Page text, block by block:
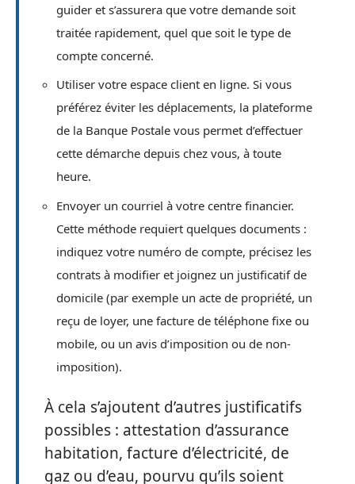
guider et s’assurera que votre demande soit
traitée rapidement, quel que soit le type de
compte concerné.
Utiliser votre espace client en ligne. Si vous
préférez éviter les déplacements, la plateforme
de la Banque Postale vous permet d’effectuer
cette démarche depuis chez vous, à toute
heure.
Envoyer un courriel à votre centre financier.
Cette méthode requiert quelques documents :
indiquez votre numéro de compte, précisez les
contrats à modifier et joignez un justificatif de
domicile (par exemple un acte de propriété, un
reçu de loyer, une facture de téléphone fixe ou
mobile, ou un avis d’imposition ou de non-
imposition).
À cela s’ajoutent d’autres justificatifs
possibles : attestation d’assurance
habitation, facture d’électricité, de
gaz ou d’eau, pourvu qu’ils soient